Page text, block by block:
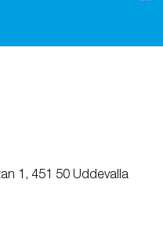
1, 451 50 Uddevalla